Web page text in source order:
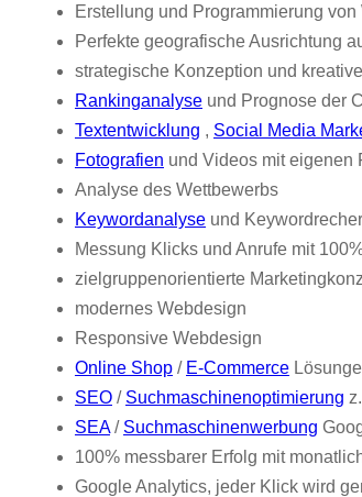
Erstellung und Programmierung von
Perfekte geografische Ausrichtung
strategische Konzeption und
Rankinganalyse und Prognose der
Textentwicklung , Social Media
Fotografien und Videos mit eigenen
Analyse des Wettbewerbs
Keywordanalyse und
Messung Klicks und Anrufe mit
zielgruppenorientierte
modernes Webdesign
Responsive Webdesign
Online Shop / E-Commerce
SEO / Suchmaschinenoptimierung
SEA/ Suchmaschinenwerbung
100% messbarer Erfolg mit
Google Analytics, jeder Klick wird